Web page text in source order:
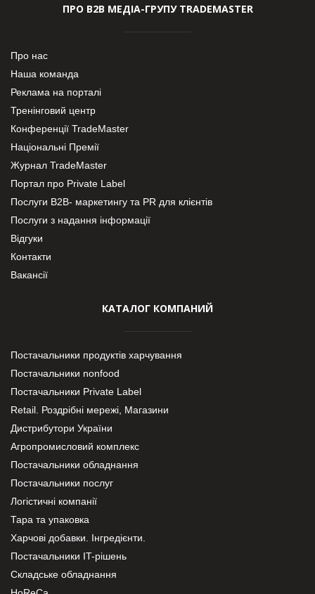
ПРО В2В МЕДІА-ГРУПУ TRADEMASTER
Про нас
Наша команда
Реклама на порталі
Тренінговий центр
Конференції TradeMaster
Національні Премії
Журнал TradeMaster
Портал про Private Label
Послуги В2В- маркетингу та PR для клієнтів
Послуги з надання інформації
Відгуки
Контакти
Вакансії
КАТАЛОГ КОМПАНИЙ
Постачальники продуктів харчування
Постачальники nonfood
Постачальники Private Label
Retail. Роздрібні мережі, Магазини
Дистрибутори України
Агропромисловий комплекс
Постачальники обладнання
Постачальники послуг
Логістичні компанії
Тара та упаковка
Харчові добавки. Інгредієнти.
Постачальники IT-рішень
Складське обладнання